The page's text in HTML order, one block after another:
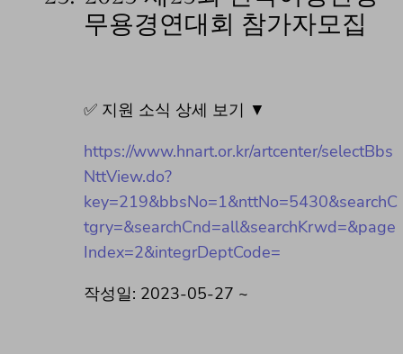
무용경연대회 참가자모집
✅ 지원 소식 상세 보기 ▼
https://www.hnart.or.kr/artcenter/selectBbs
NttView.do?
key=219&bbsNo=1&nttNo=5430&searchC
tgry=&searchCnd=all&searchKrwd=&page
Index=2&integrDeptCode=
작성일: 2023-05-27 ~